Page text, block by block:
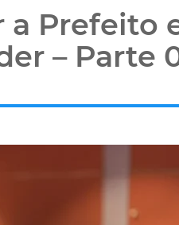
a Prefeito
– Parte